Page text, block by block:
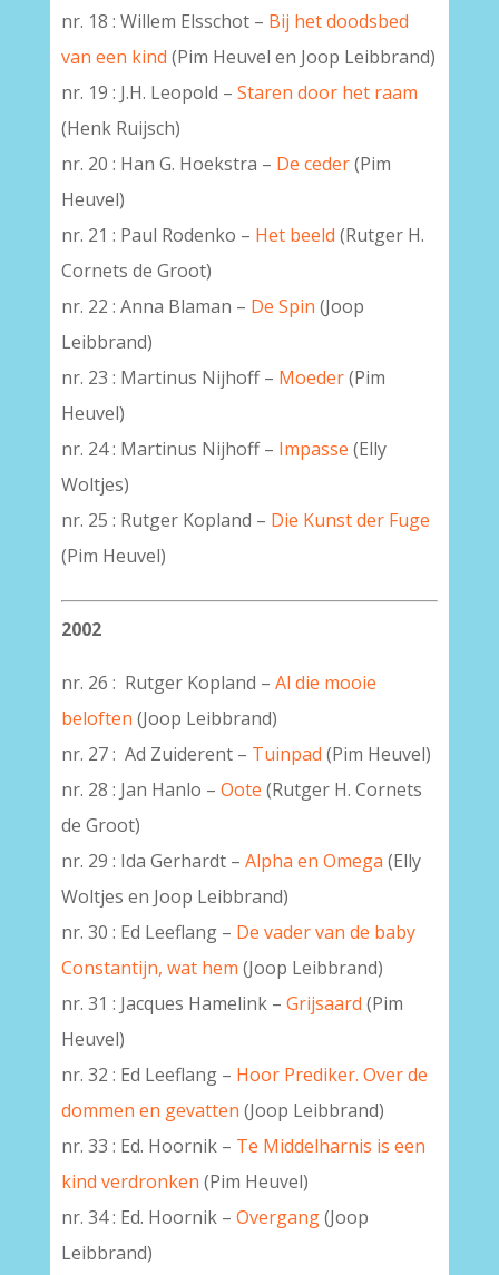
nr. 18 : Willem Elsschot – Bij het doodsbed
van een kind (Pim Heuvel en Joop Leibbrand)
nr. 19 : J.H. Leopold – Staren door het raam
(Henk Ruijsch)
nr. 20 : Han G. Hoekstra – De ceder(Pim
Heuvel)
nr. 21 : Paul Rodenko – Het beeld (Rutger H.
Cornets de Groot)
nr. 22 : Anna Blaman – De Spin (Joop
Leibbrand)
nr. 23 : Martinus Nijhoff – Moeder(Pim
Heuvel)
nr. 24 : Martinus Nijhoff – Impasse (Elly
Woltjes)
nr. 25 : Rutger Kopland – Die Kunst der Fuge
(Pim Heuvel)
2002
nr. 26 : Rutger Kopland – Al die mooie
beloften (Joop Leibbrand)
nr. 27 : Ad Zuiderent – Tuinpad (Pim Heuvel)
nr. 28 : Jan Hanlo – Oote (Rutger H. Cornets
de Groot)
nr. 29 : Ida Gerhardt – Alpha en Omega (Elly
Woltjes en Joop Leibbrand)
nr. 30 : Ed Leeflang – De vader van de baby
Constantijn, wat hem (Joop Leibbrand)
nr. 31 : Jacques Hamelink – Grijsaard (Pim
Heuvel)
nr. 32 : Ed Leeflang – Hoor Prediker. Over de
dommen en gevatten (Joop Leibbrand)
nr. 33 : Ed. Hoornik – Te Middelharnis is een
kind verdronken (Pim Heuvel)
nr. 34 : Ed. Hoornik – Overgang(Joop
Leibbrand)